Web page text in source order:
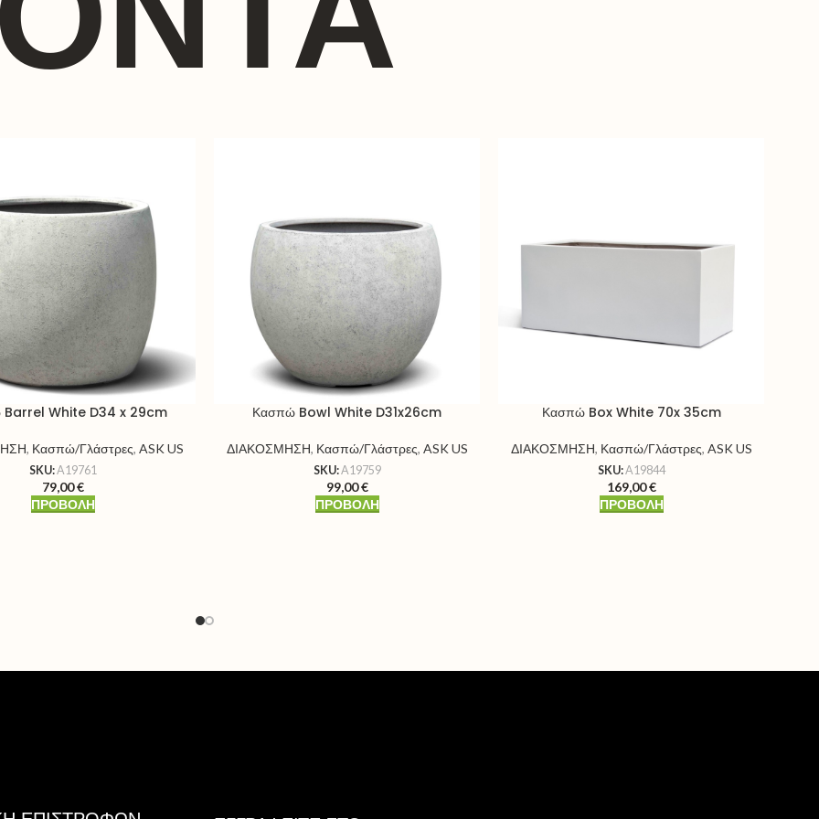
White D34 x 29cm
, Κασπώ/Γλάστρες, ASK US
SKU:A19761
79,00€
ΠΡΟΒΟΛΉ
Κασπώ Bowl White D31x26cm
ΔΙΑΚΟΣΜΗΣΗ, Κασπώ/Γλάστρες, ASK US
SKU:A19759
99,00€
ΠΡΟΒΟΛΉ
Κασπώ Box White 70x 35cm
ΔΙΑΚΟΣΜΗΣΗ, Κασπώ/Γλάστρες, ASK US
SKU:A19844
169,00€
ΠΡΟΒΟΛΉ